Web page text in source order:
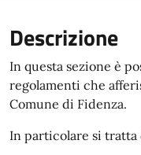
Descrizione
In questa sezione è
regolamenti che
Comune di Fidenza.
In particolare si tratta